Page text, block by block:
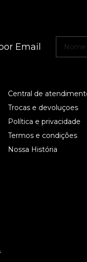
Email
Central de
Trocas e devoluçoes
Política e privacidade
Termos e condições
Nossa História